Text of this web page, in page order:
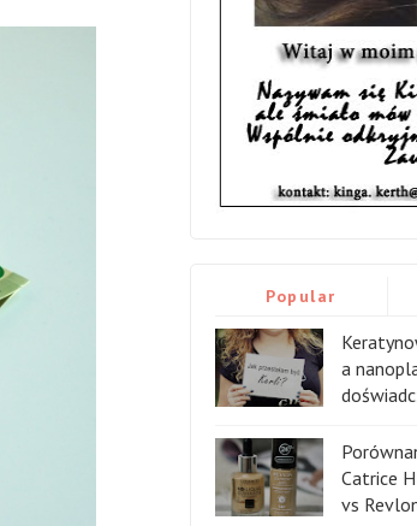
Popular
a
Catrice
vs